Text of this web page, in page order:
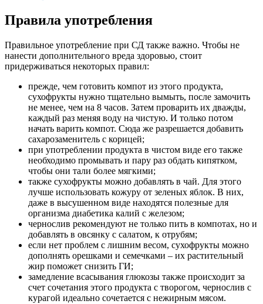
Правила употребления
Правильное употребление при СД также важно. Чтобы не
нанести дополнительного вреда здоровью, стоит
придерживаться некоторых правил:
прежде, чем готовить компот из этого продукта,
сухофрукты нужно тщательно вымыть, после замочить
не менее, чем на 8 часов. Затем проварить их дважды,
каждый раз меняя воду на чистую. И только потом
начать варить компот. Сюда же разрешается добавить
сахарозаменитель с корицей;
при употреблении продукта в чистом виде его также
необходимо промывать и пару раз обдать кипятком,
чтобы они тали более мягкими;
также сухофрукты можно добавлять в чай. Для этого
лучше использовать кожуру от зеленых яблок. В них,
даже в высушенном виде находятся полезные для
организма диабетика калий с железом;
чернослив рекомендуют не только пить в компотах, но и
добавлять в овсянку с салатом, к отрубям;
если нет проблем с лишним весом, сухофрукты можно
дополнять орешками и семечками – их растительный
жир поможет снизить ГИ;
замедление всасывания глюкозы также происходит за
счет сочетания этого продукта с творогом, чернослив с
курагой идеально сочетается с нежирным мясом.